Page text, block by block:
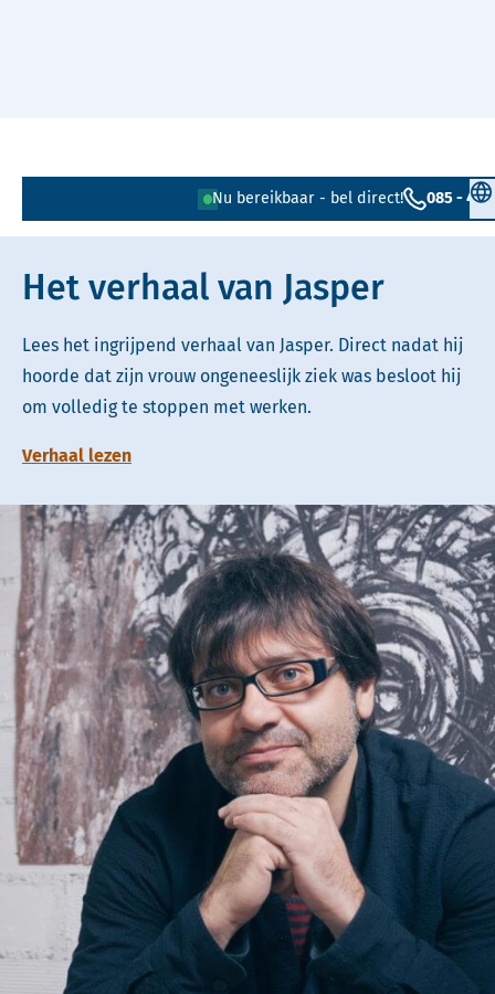
Nu bereikbaar - bel direct! 085 - 401
Lees voor Uitleg woorden
Het verhaal van Jasper
Lees het ingrijpend verhaal van Jasper. Direct nadat hij
hoorde dat zijn vrouw ongeneeslijk ziek was besloot hij
om volledig te stoppen met werken.
Verhaal lezen